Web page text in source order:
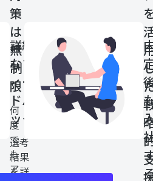
策
は
無
制
限
何
度
で
も
ア
詳細
なフ
ィー
ドバ
ック
選考
結果
を詳